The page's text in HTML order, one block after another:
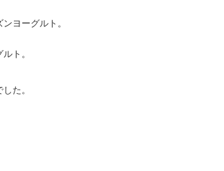
ヨーグルト。
ト。
た。